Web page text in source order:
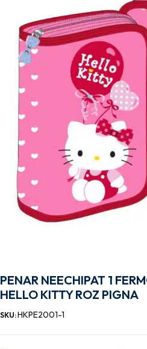
PENAR NEECHIPAT 1
HELLO KITTY ROZ PIGNA
SKU:HKPE2001-1